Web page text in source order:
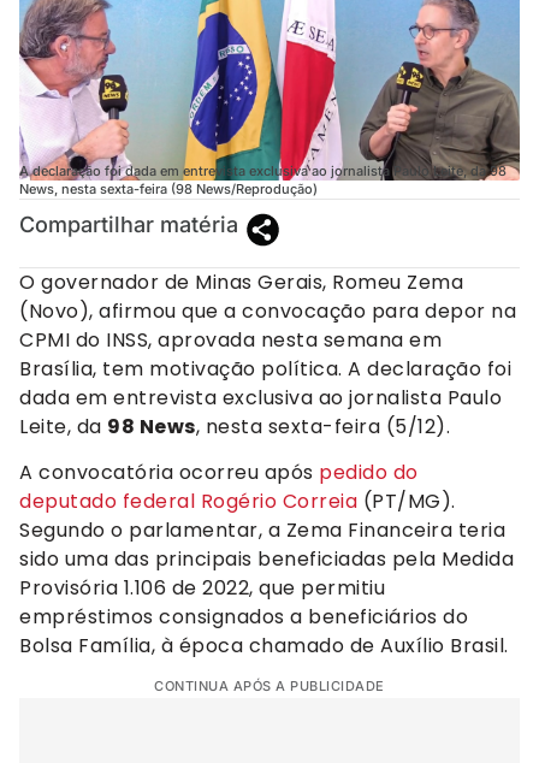
A declaração foi dada em entrevista exclusiva ao jornalista Paulo Leite, da 98
News, nesta sexta-feira (98 News/Reprodução)
Compartilhar matéria
O governador de Minas Gerais, Romeu Zema
(Novo), afirmou que a convocação para depor na
CPMI do INSS, aprovada nesta semana em
Brasília, tem motivação política. A declaração foi
dada em entrevista exclusiva ao jornalista Paulo
Leite, da 98 News, nesta sexta-feira (5/12).
A convocatória ocorreu após pedido do
deputado federal Rogério Correia (PT/MG).
Segundo o parlamentar, a Zema Financeira teria
sido uma das principais beneficiadas pela Medida
Provisória 1.106 de 2022, que permitiu
empréstimos consignados a beneficiários do
Bolsa Família, à época chamado de Auxílio Brasil.
CONTINUA APÓS A PUBLICIDADE